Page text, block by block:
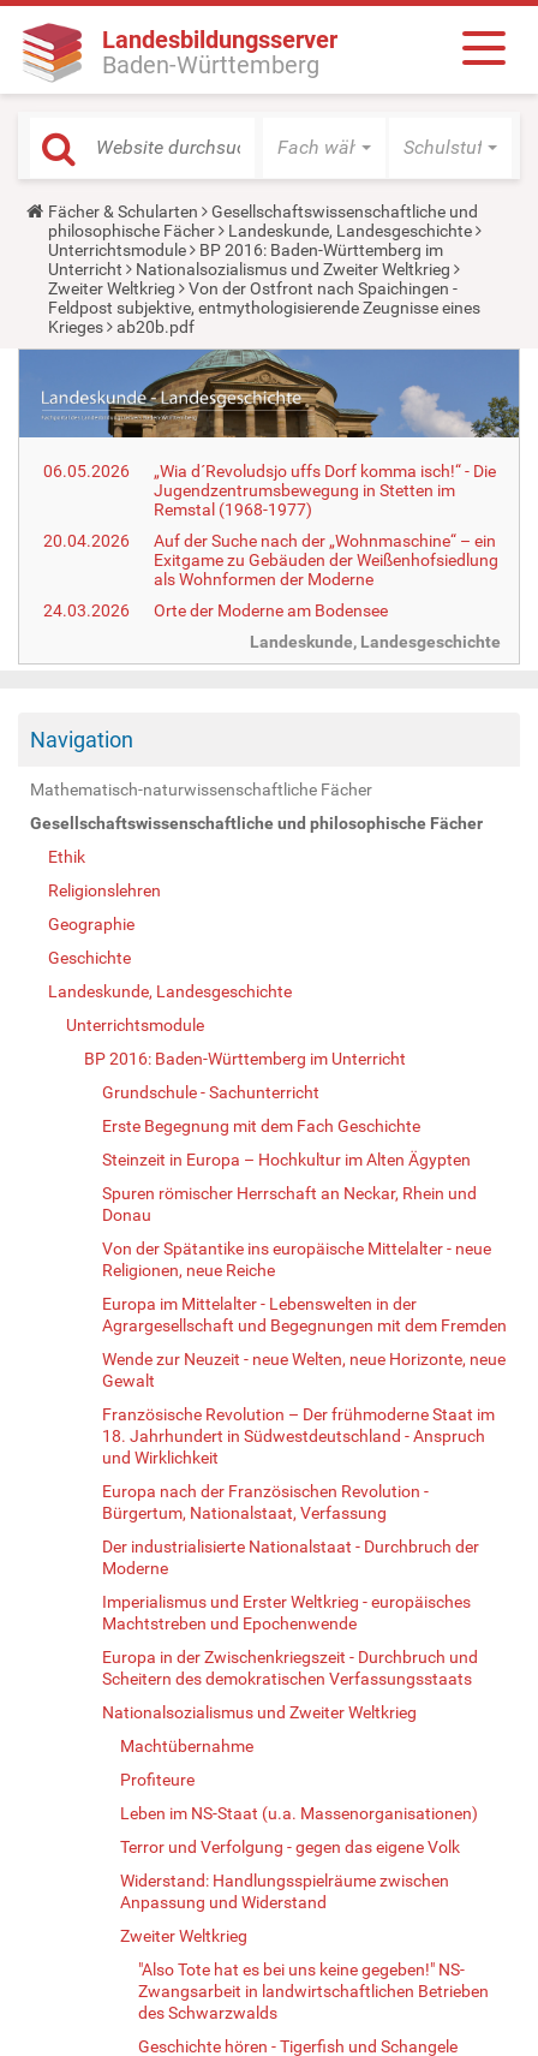
Landesbildungsserver
Baden-Württemberg
Fach wählen Schulstufe
Y
o
u
a
r
e
h
e
:
Fächer & Schularten
Gesellschaftswissenschaftliche und
philosophische Fächer
Landeskunde, Landesgeschichte
Unterrichtsmodule
BP 2016: Baden-Württemberg im
Unterricht
Nationalsozialismus und Zweiter Weltkrieg
Zweiter Weltkrieg
Von der Ostfront nach Spaichingen -
Feldpost subjektive, entmythologisierende Zeugnisse eines
Krieges
ab20b.pdf
06.05.2026
„Wia d´Revoludsjo uffs Dorf komma isch!“ - Die
Jugendzentrumsbewegung in Stetten im
Remstal (1968-1977)
20.04.2026
Auf der Suche nach der „Wohnmaschine“ – ein
Exitgame zu Gebäuden der Weißenhofsiedlung
als Wohnformen der Moderne
24.03.2026
Orte der Moderne am Bodensee
Landeskunde, Landesgeschichte
Navigation
Mathematisch-naturwissenschaftliche Fächer
Gesellschaftswissenschaftliche und philosophische Fächer
Ethik
Religionslehren
Geographie
Geschichte
Landeskunde, Landesgeschichte
Unterrichtsmodule
BP 2016: Baden-Württemberg im Unterricht
Grundschule - Sachunterricht
Erste Begegnung mit dem Fach Geschichte
Steinzeit in Europa – Hochkultur im Alten Ägypten
Spuren römischer Herrschaft an Neckar, Rhein und
Donau
Von der Spätantike ins europäische Mittelalter - neue
Religionen, neue Reiche
Europa im Mittelalter - Lebenswelten in der
Agrargesellschaft und Begegnungen mit dem Fremden
Wende zur Neuzeit - neue Welten, neue Horizonte, neue
Gewalt
Französische Revolution – Der frühmoderne Staat im
18. Jahrhundert in Südwestdeutschland - Anspruch
und Wirklichkeit
Europa nach der Französischen Revolution -
Bürgertum, Nationalstaat, Verfassung
Der industrialisierte Nationalstaat - Durchbruch der
Moderne
Imperialismus und Erster Weltkrieg - europäisches
Machtstreben und Epochenwende
Europa in der Zwischenkriegszeit - Durchbruch und
Scheitern des demokratischen Verfassungsstaats
Nationalsozialismus und Zweiter Weltkrieg
Machtübernahme
Profiteure
Leben im NS-Staat (u.a. Massenorganisationen)
Terror und Verfolgung - gegen das eigene Volk
Widerstand: Handlungsspielräume zwischen
Anpassung und Widerstand
Zweiter Weltkrieg
"Also Tote hat es bei uns keine gegeben!" NS-
Zwangsarbeit in landwirtschaftlichen Betrieben
des Schwarzwalds
Geschichte hören - Tigerfish und Schangele